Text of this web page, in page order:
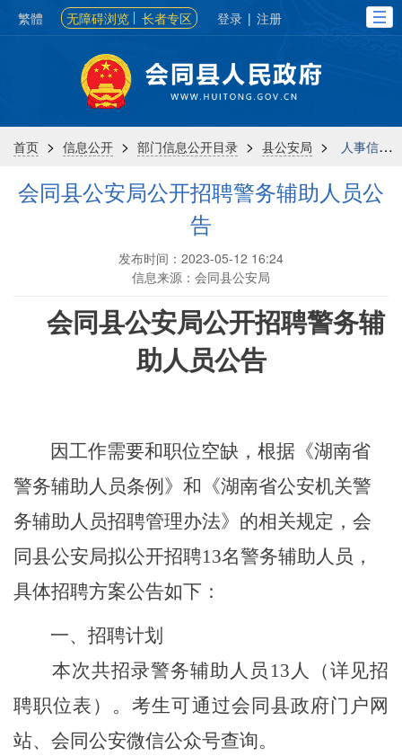
繁體 无障碍浏览 长者专区 登录 | 注册
首页 > 信息公开 > 部门信息公开目录 > 县公安局 > 人事信息
会同县公安局公开招聘警务辅助人员公
告
发布时间：2023-05-12 16:24
信息来源：会同县公安局
会同县公安局公开招聘警务辅
助人员公告
因工作需要和职位空缺，根据《湖南省
警务辅助人员条例》和《湖南省公安机关警
务辅助人员招聘管理办法》的相关规定，会
同县公安局拟公开招聘13名警务辅助人员，
具体招聘方案公告如下：
一、招聘计划
本次共招录警务辅助人员 13 人（详见招
聘职位表）。考生可通过会同县政府门户网
站、会同公安微信公众号查询。